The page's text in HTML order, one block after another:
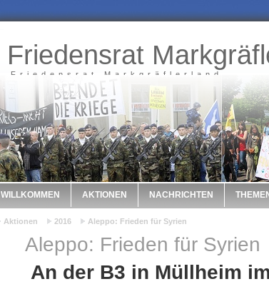
Friedensrat
Friedensrat Markgräflerland
WILLKOMMEN AKTIONEN NACHRICHTEN
Aktionen 2016 Aleppo: Frieden für Syrien
Aleppo: Frieden für Syrien
An der B3 in Müllheim